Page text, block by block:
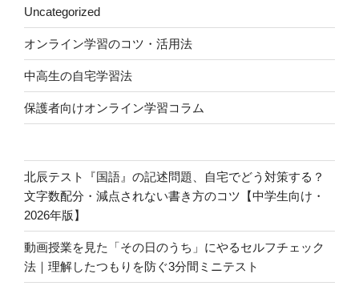
Uncategorized
オンライン学習のコツ・活用法
中高生の自宅学習法
保護者向けオンライン学習コラム
北辰テスト『国語』の記述問題、自宅でどう対策する？
文字数配分・減点されない書き方のコツ【中学生向け・
2026年版】
動画授業を見た「その日のうち」にやるセルフチェック
法｜理解したつもりを防ぐ3分間ミニテスト